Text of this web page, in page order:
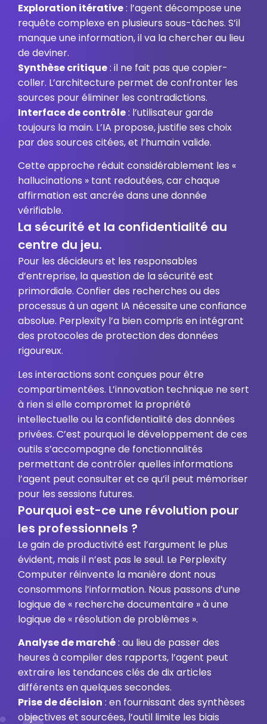
Exploration itérative: l’agent décompose une
requête complexe en plusieurs sous-tâches. S’il
manque une information, il va la chercher au lieu
de deviner.
Synthèse critique: il ne fait pas que copier-
coller. L’architecture permet de confronter les
sources pour éliminer les contradictions.
Interface de contrôle: l’utilisateur garde
toujours la main. L’IA propose, justifie ses choix
par des sources citées, et l’humain valide.
Cette approche réduit considérablement les «
hallucinations » tant redoutées, car chaque
affirmation est ancrée dans une donnée
vérifiable.
La sécurité et la confidentialité au
centre du jeu.
Pour les décideurs et les responsables
d’entreprise, la question de la sécurité est
primordiale. Confier des recherches ou des
processus à un agent IA nécessite une confiance
absolue. Perplexity l’a bien compris en intégrant
des protocoles de protection des données
rigoureux.
Les interactions sont conçues pour être
compartimentées. L’innovation technique ne sert
à rien si elle compromet la propriété
intellectuelle ou la confidentialité des données
privées. C’est pourquoi le développement de ces
outils s’accompagne de fonctionnalités
permettant de contrôler quelles informations
l’agent peut consulter et ce qu’il peut mémoriser
pour les sessions futures.
Pourquoi est-ce une révolution pour
les professionnels ?
Le gain de productivité est l’argument le plus
évident, mais il n’est pas le seul. Le Perplexity
Computer réinvente la manière dont nous
consommons l’information. Nous passons d’une
logique de « recherche documentaire » à une
logique de « résolution de problèmes ».
Analyse de marché: au lieu de passer des
heures à compiler des rapports, l’agent peut
extraire les tendances clés de dix articles
différents en quelques secondes.
Prise de décision : en fournissant des synthèses
objectives et sourcées, l’outil limite les biais